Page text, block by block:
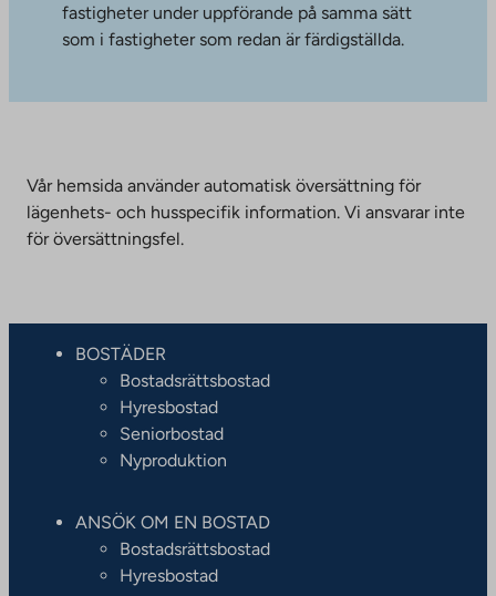
fastigheter under uppförande på samma sätt
som i fastigheter som redan är färdigställda.
Vår hemsida använder automatisk översättning för
lägenhets- och husspecifik information. Vi ansvarar inte
för översättningsfel.
BOSTÄDER
Bostadsrättsbostad
Hyresbostad
Seniorbostad
Nyproduktion
ANSÖK OM EN BOSTAD
Bostadsrättsbostad
Hyresbostad